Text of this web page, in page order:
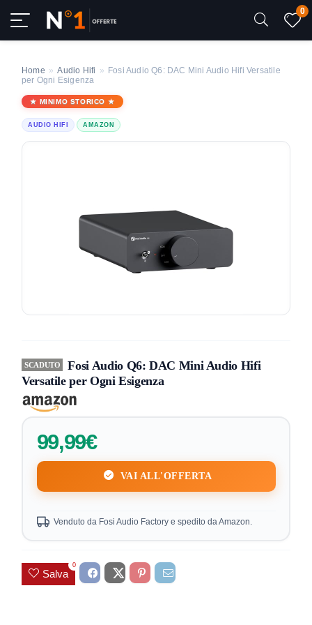
0
Home » Audio Hifi » Fosi Audio Q6: DAC Mini Audio Hifi Versatile
per Ogni Esigenza
MINIMO STORICO
AUDIO HIFI AMAZON
SCADUTO
Fosi Audio Q6: DAC Mini Audio Hifi
Versatile per Ogni Esigenza
99,99€
VAI ALL'OFFERTA
Venduto da Fosi Audio Factory e spedito da Amazon.
Salva
0